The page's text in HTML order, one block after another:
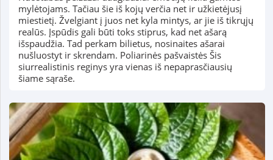
mylėtojams. Tačiau šie iš kojų verčia net ir užkietėjusį
miestietį. Žvelgiant į juos net kyla mintys, ar jie iš tikrųjų
realūs. Įspūdis gali būti toks stiprus, kad net ašarą
išspaudžia. Tad perkam bilietus, nosinaites ašarai
nušluostyt ir skrendam. Poliarinės pašvaistės Šis
siurrealistinis reginys yra vienas iš nepaprasčiausių
šiame sąraše.